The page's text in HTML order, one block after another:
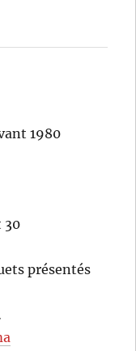
1980
30
présentés